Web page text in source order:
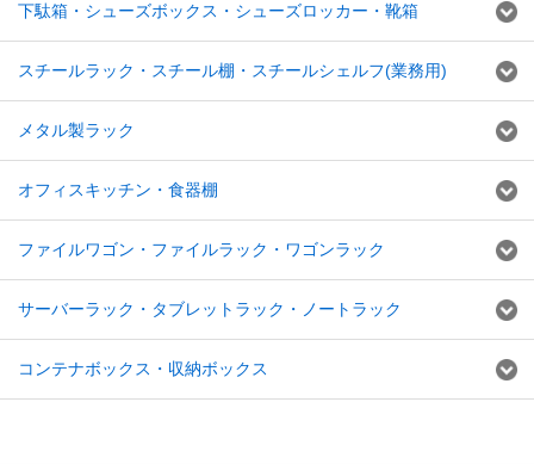
下駄箱・シューズボックス・シューズロッカー・靴箱
スチールラック・スチール棚・スチールシェルフ(業務用)
メタル製ラック
オフィスキッチン・食器棚
ファイルワゴン・ファイルラック・ワゴンラック
サーバーラック・タブレットラック・ノートラック
コンテナボックス・収納ボックス